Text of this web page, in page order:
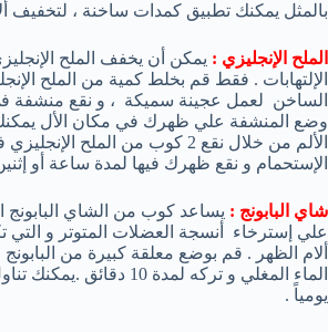
بالمثل يمكنك تطبيق كمدات ساخنة ، لتخفيف
الملح الإنجليزي : يمكن أن يخفف الملح
الإلتهابات . فقط قم بخلط كمية من الملح
الساخن لعمل عجينة سميكة ، و نقع منشفة
وضع المنشفة علي ظهرك في مكان الأل
الألم من خلال نقع 2 كوب من الملح
الإستحمام و نقع ظهرك فيها لمدة ساعة أو
شاي البابونج : يساعد كوب من الشاي البابونج
علي إسترخاء أنسجة العضلات المتوتر و
ألام الظهر . قم بوضع معلقة كبيرة من
يومياً .